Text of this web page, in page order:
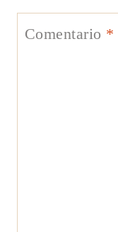
Comentario *